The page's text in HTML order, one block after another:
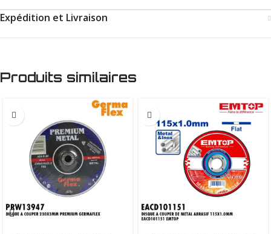
Expédition et Livraison
Produits similaires